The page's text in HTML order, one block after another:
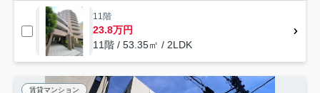
11階
23.8万円
11階 / 53.35㎡ / 2LDK
賃貸マンション